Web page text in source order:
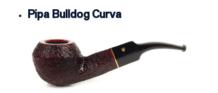
Pipa Bulldog Curva